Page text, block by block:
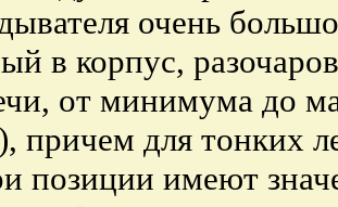
очень
в корпус,
от минимума до
причем для тонких
позиции имеют